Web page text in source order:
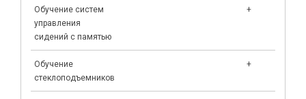
Обучение систем
управления
сидений с памятью
+
Обучение
стеклоподъемников
+